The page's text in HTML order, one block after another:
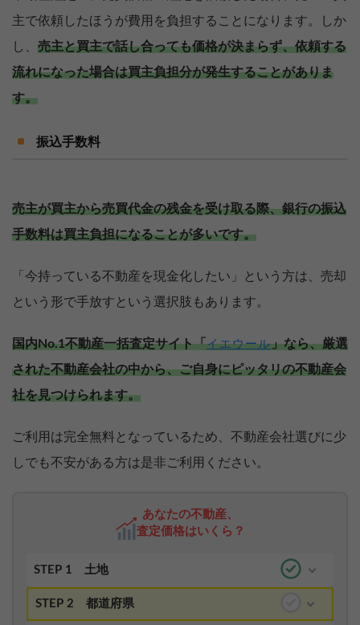
主で依頼したほうが費用を負担することになります。しか
し、 売主と買主で話し合っても価格が決まらず、依頼する
流れになった場合は買主負担分が発生することがありま
す。
振込手数料
売主が買主から売買代金の残金を受け取る際、銀行の振込
手数料は買主負担になることが多いです。
「今持っている不動産を現金化したい」という方は、売却
という形で手放すという選択肢もあります。
国内No.1不動産一括査定サイト「イエウール」なら、厳選
された不動産会社の中から、ご自身にピッタリの不動産会
社を見つけられます。
ご利用は完全無料となっているため、不動産会社選びに少
しでも不安がある方は是非ご利用ください。
あなたの不動産、
査定価格はいくら？
STEP 1 土地
STEP 2 都道府県